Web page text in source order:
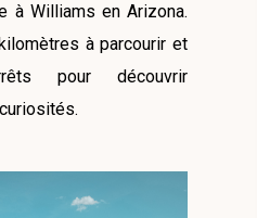
à Williams en Arizona.
à parcourir et
pour découvrir